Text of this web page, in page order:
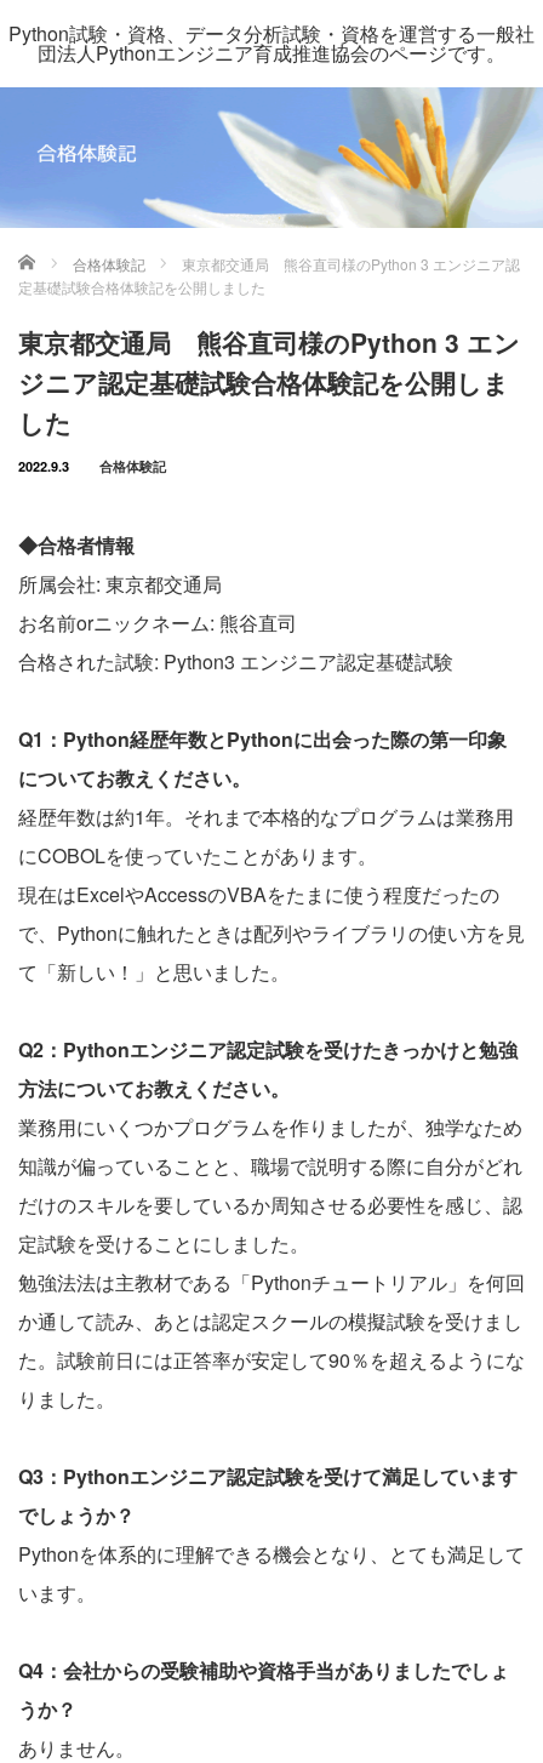
Python試験・資格、データ分析試験・資格を運営する一般社
団法人Pythonエンジニア育成推進協会のページです。
ホーム 合格体験記
東京都交通局 熊谷直司様のPython 3 エンジニア認
定基礎試験合格体験記を公開しました
東京都交通局 熊谷直司様のPython 3 エン
ジニア認定基礎試験合格体験記を公開しま
した
2022.9.3 合格体験記
◆合格者情報
所属会社: 東京都交通局
お名前orニックネーム: 熊谷直司
合格された試験: Python3 エンジニア認定基礎試験
Q1：Python経歴年数とPythonに出会った際の第一印象
についてお教えください。
経歴年数は約1年。それまで本格的なプログラムは業務用
にCOBOLを使っていたことがあります。
現在はExcelやAccessのVBAをたまに使う程度だったの
で、Pythonに触れたときは配列やライブラリの使い方を見
て「新しい！」と思いました。
Q2：Pythonエンジニア認定試験を受けたきっかけと勉強
方法についてお教えください。
業務用にいくつかプログラムを作りましたが、独学なため
知識が偏っていることと、職場で説明する際に自分がどれ
だけのスキルを要しているか周知させる必要性を感じ、認
定試験を受けることにしました。
勉強法法は主教材である「Pythonチュートリアル」を何回
か通して読み、あとは認定スクールの模擬試験を受けまし
た。試験前日には正答率が安定して90％を超えるようにな
りました。
Q3：Pythonエンジニア認定試験を受けて満足しています
でしょうか？
Pythonを体系的に理解できる機会となり、とても満足して
います。
Q4：会社からの受験補助や資格手当がありましたでしょ
うか？
ありません。